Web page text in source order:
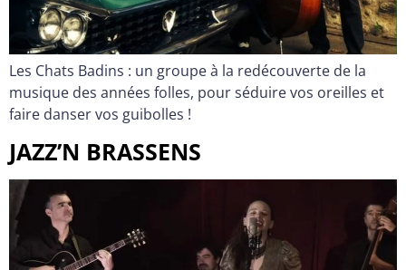
Les Chats Badins : un groupe à la redécouverte de la
musique des années folles, pour séduire vos oreilles et
faire danser vos guibolles !
JAZZ’N BRASSENS